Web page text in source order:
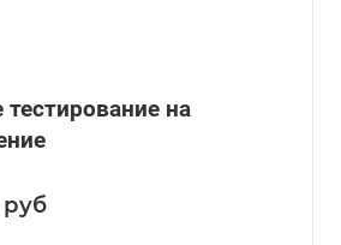
тестирование на
руб